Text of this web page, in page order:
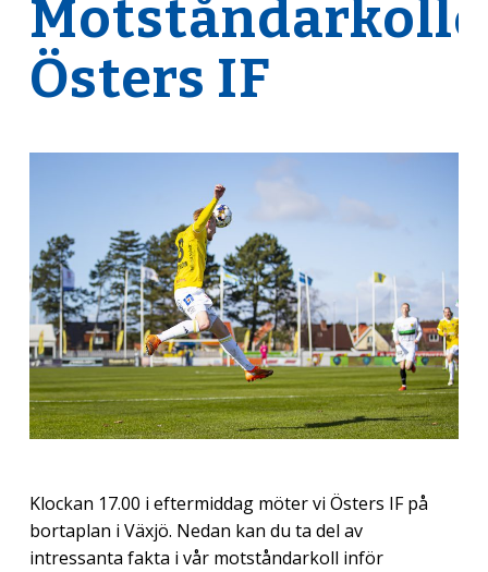
Östers IF
Klockan 17.00 i eftermiddag möter vi Östers IF på
bortaplan i Växjö. Nedan kan du ta del av
intressanta fakta i vår motståndarkoll inför